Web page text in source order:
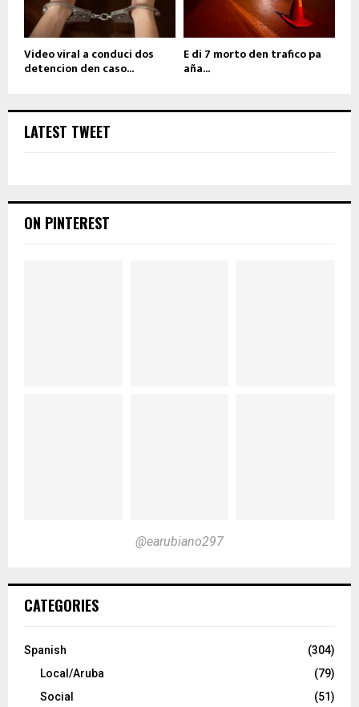
Video viral a conduci dos
detencion den caso...
E di 7 morto den trafico pa
aña...
LATEST TWEET
ON PINTEREST
@earubiano297
CATEGORIES
Spanish
(304)
Local/Aruba
(79)
Social
(51)